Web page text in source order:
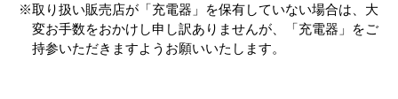
※取り扱い販売店が「充電器」を保有していない場合は、大
変お手数をおかけし申し訳ありませんが、「充電器」をご
持参いただきますようお願いいたします。